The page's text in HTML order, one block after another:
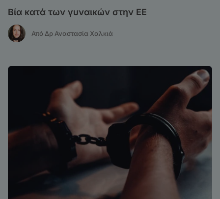
Βία κατά των γυναικών στην ΕΕ
Από Δρ Αναστασία Χαλκιά